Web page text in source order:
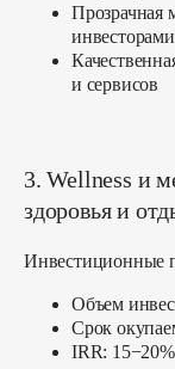
Прозрачная
инвесторами
и сервисов
3. Wellness и
здоровья и
Инвестиционные
Объем
Срок
IRR: 15−20%